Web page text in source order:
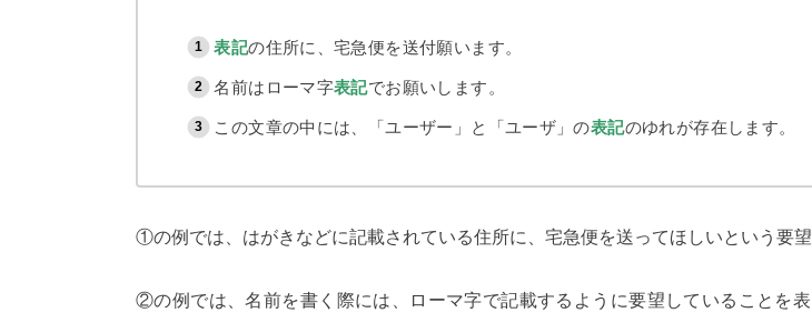
表記の住所に、宅急便を送付願います。
名前はローマ字表記でお願いします。
この文章の中には、「ユーザー」と「ユーザ」の表記のゆれが存在します。
①の例では、はがきなどに記載されている住所に、宅急便を送ってほしいという要望
②の例では、名前を書く際には、ローマ字で記載するように要望していることを表